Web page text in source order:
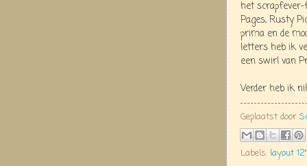
het
Pages, Rusty
prima en de
letters heb ik
een swirl van
Verder heb ik
Geplaatst door
Labels: layout